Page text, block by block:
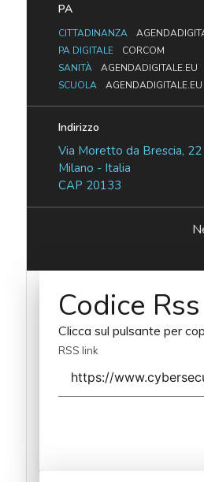
PA
CITTADINANZA
PA DIGITALE
CORCOM
SANITÀ
AGENDADIGITALE.EU
SCUOLA
AGENDADIGITALE.EU
Indirizzo
Via Moretto da Brescia, 22
Milano - Italia
CAP 20133
Codice Rss
Clicca sul pulsante per
RSS link